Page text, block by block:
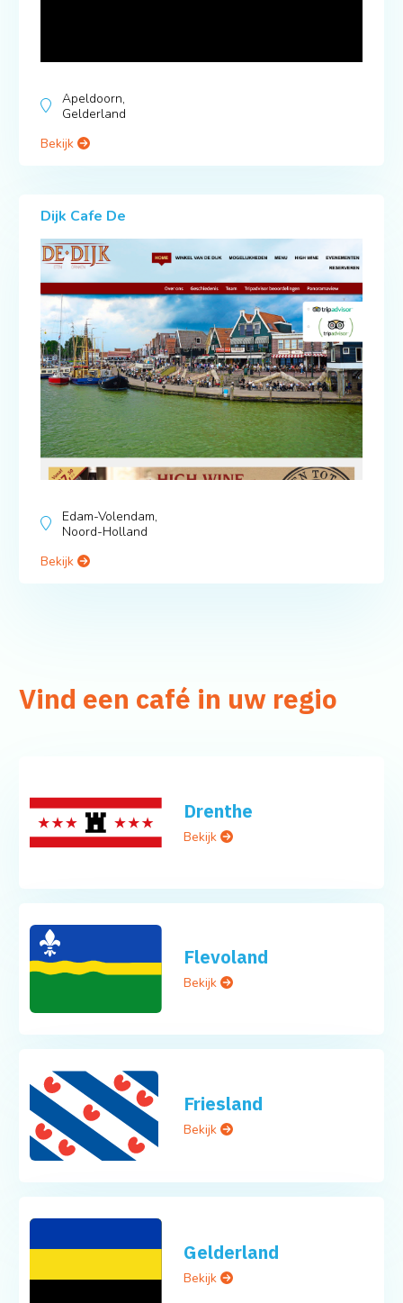
Apeldoorn,
Gelderland
Bekijk
Dijk Cafe De
Edam-Volendam,
Noord-Holland
Bekijk
Vind een café in uw regio
Drenthe
Bekijk
Flevoland
Bekijk
Friesland
Bekijk
Gelderland
Bekijk